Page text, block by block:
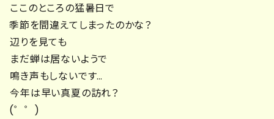
ここのところの猛暑日で
季節を間違えてしまったのかな？
辺りを見ても
まだ蝉は居ないようで
鳴き声もしないです…
今年は早い真夏の訪れ？
(゜゜)